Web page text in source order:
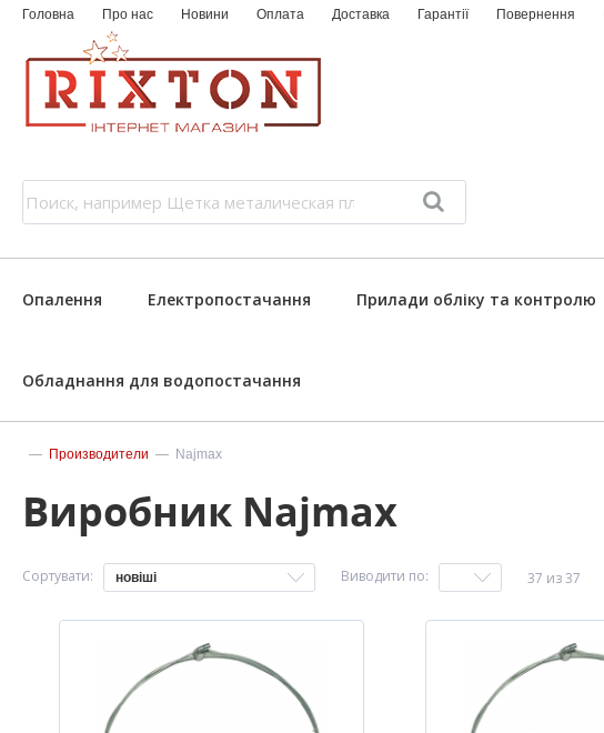
Головна Про нас Новини Оплата Доставка Гарантії Повернення
Опалення Електропостачання Прилади обліку та контролю
Обладнання для водопостачання
— Производители — Najmax
Виробник Najmax
Сортувати: новіші Виводити по: 37 из 37